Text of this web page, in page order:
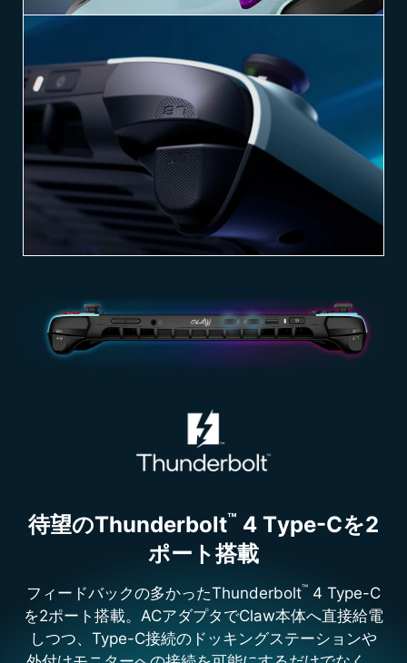
待望のThunderbolt™ 4 Type-Cを2
ポート搭載
フィードバックの多かったThunderbolt™ 4 Type-C
を2ポート搭載。ACアダプタでClaw本体へ直接給電
しつつ、Type-C接続のドッキングステーションや